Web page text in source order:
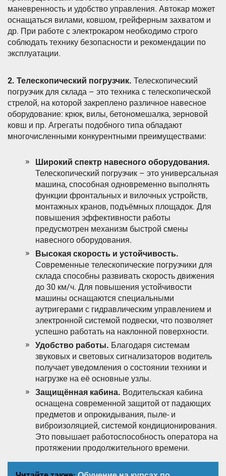
маневренность и удобство управления. Автокар может
оснащаться вилами, ковшом, грейферным захватом и
др. При работе с электрокаром необходимо строго
соблюдать технику безопасности и рекомендации по
эксплуатации.
2. Телескопический погрузчик. Телескопический
погрузчик для склада – это техника с телескопической
стрелой, на которой закреплено различное навесное
оборудование: крюк, вилы, бетономешалка, зерновой
ковш и пр. Агрегаты подобного типа обладают
многочисленными конкурентными преимуществами:
Широкий спектр навесного оборудования.
Телескопический погрузчик – это универсальная
машина, способная одновременно выполнять
функции фронтальных и вилочных устройств,
монтажных кранов, подъёмных площадок. Для
повышения эффективности работы
предусмотрен механизм быстрой смены
навесного оборудования.
Высокая скорость и устойчивость.
Современные телескопические погрузчики для
склада способны развивать скорость движения
до 30 км/ч. Для повышения устойчивости
машины оснащаются специальными
аутригерами с гидравлическим управлением и
электронной системой подвески, что позволяет
успешно работать на наклонной поверхности.
Удобство работы. Благодаря системам
звуковых и световых сигнализаторов водитель
получает уведомления о состоянии техники и
нагрузке на её основные узлы.
Защищённая кабина. Водительская кабина
оснащена современной защитой от падающих
предметов и опрокидывания, пыле- и
виброизоляцией, системой кондиционирования.
Это повышает работоспособность оператора на
протяжении продолжительного времени.